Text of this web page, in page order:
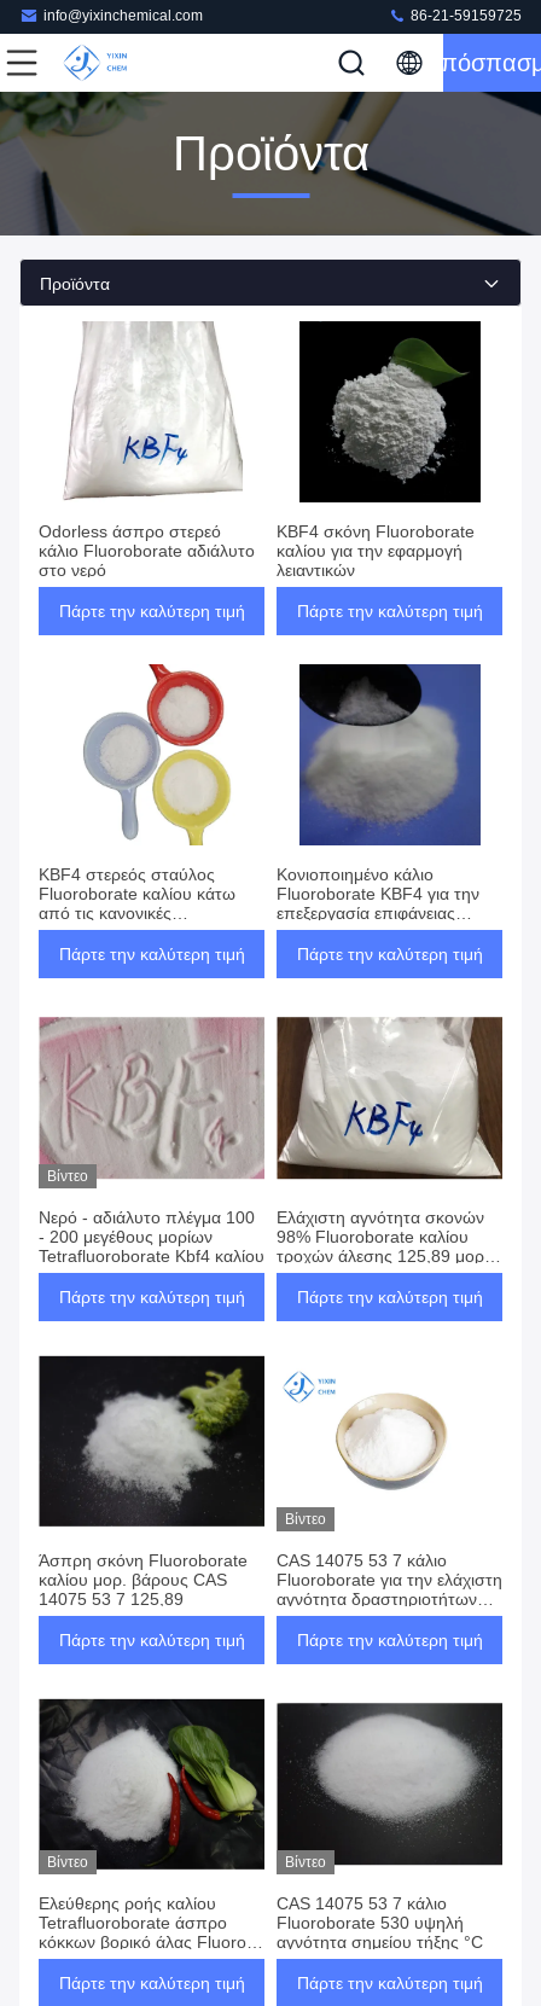
info@yixinchemical.com 86-21-59159725
Προϊόντα
Προϊόντα
Odorless άσπρο στερεό
κάλιο Fluoroborate αδιάλυτο
στο νερό
Πάρτε την καλύτερη τιμή
KBF4 σκόνη Fluoroborate
καλίου για την εφαρμογή
λειαντικών
Πάρτε την καλύτερη τιμή
KBF4 στερεός σταύλος
Fluoroborate καλίου κάτω
από τις κανονικές
θερμοκρασίες και τις πιέσεις
Πάρτε την καλύτερη τιμή
Κονιοποιημένο κάλιο
Fluoroborate KBF4 για την
επεξεργασία επιφάνειας
μετάλλων
Πάρτε την καλύτερη τιμή
Βίντεο
Νερό - αδιάλυτο πλέγμα 100
- 200 μεγέθους μορίων
Tetrafluoroborate Kbf4 καλίου
Πάρτε την καλύτερη τιμή
Ελάχιστη αγνότητα σκονών
98% Fluoroborate καλίου
τροχών άλεσης 125,89 μορ.
βάρους
Πάρτε την καλύτερη τιμή
Άσπρη σκόνη Fluoroborate
καλίου μορ. βάρους CAS
14075 53 7 125,89
Πάρτε την καλύτερη τιμή
Βίντεο
CAS 14075 53 7 κάλιο
Fluoroborate για την ελάχιστη
αγνότητα δραστηριοτήτων
99% αντιπροσωπείας
γυαλιού
Πάρτε την καλύτερη τιμή
Βίντεο
Ελεύθερης ροής καλίου
Tetrafluoroborate άσπρο
κόκκων βορικό άλας Fluoro
καλίου τετρα
Πάρτε την καλύτερη τιμή
Βίντεο
CAS 14075 53 7 κάλιο
Fluoroborate 530 υψηλή
αγνότητα σημείου τήξης °C
Πάρτε την καλύτερη τιμή